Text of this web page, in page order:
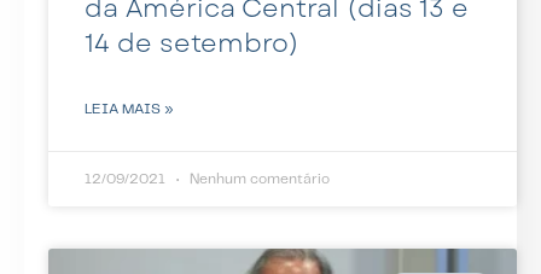
da América Central (dias 13 e
14 de setembro)
LEIA MAIS »
12/09/2021 Nenhum comentário